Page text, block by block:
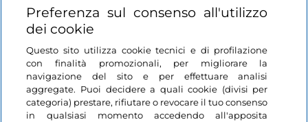
Login
Restiamo in contatto
Preferenza sul consenso all'utilizzo
dei cookie
Questo sito utilizza cookie tecnici e di profilazione
con finalità promozionali, per migliorare la
navigazione del sito e per effettuare analisi
aggregate. Puoi decidere a quali cookie (divisi per
categoria) prestare, rifiutare o revocare il tuo consenso
in qualsiasi momento accedendo all'apposita